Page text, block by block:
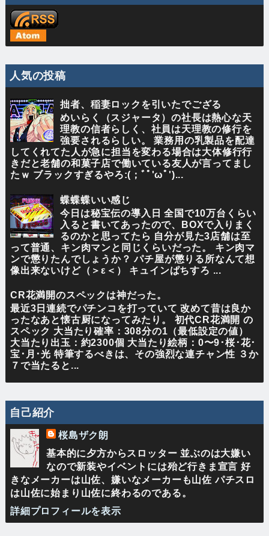
人気の投稿
拙者、稲妻ロックを引いたでござる
めいらく（スジャータ）の社長は熱心な天
理教の信者らしく、社員は天理教の修行を
強要されるらしい。 業務用の乳製品を配達
してくれてた人が急に担当を変わる場合は大体修行行
きだと老舗の和菓子店で働いている友人が言ってまし
たｗ ブラックすぎるやろ:(；ﾞﾟ'ωﾟ')...
蝶蝶蝶いい感じ
今日は秘宝伝の導入日 全国で10万台くらい
入ると書いてあったので、BOXで入りまく
るのかと思ってたら 自分が見た3店舗は至
って普通、キン肉マンと同じくらいだった。 キン肉マ
ンで懲りたんでしょうか？ パチ屋が懲りる所なんて想
像出来ないけど（＞ε＜） キュインぱちすろ ...
CR花満開のスペックは神だった。
最近3日連続でパチンコを打っていて 改めて昔は良か
ったなあと懐古厨になってみたり。 初代CR花満開 の
スペック 大当たり確率：308分の1（最低設定の値）
大当たり出玉：約2300個 大当たり絵柄：0〜9･桜･花･
宝･月･光 特筆するべきは、その強烈な連チャン性 ３か
７で当たると...
自己紹介
桜島ザク朗
基本的に夕方からスロッター 並ぶのは大嫌い
なので新装やイベントには殆ど行きま宣言 好
きなメーカーは山佐、嫌いなメーカーも山佐 パチスロ
は山佐に始まり山佐に終わるのである。
詳細プロフィールを表示